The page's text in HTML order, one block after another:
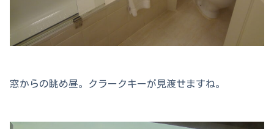
窓からの眺め昼。クラークキーが見渡せますね。